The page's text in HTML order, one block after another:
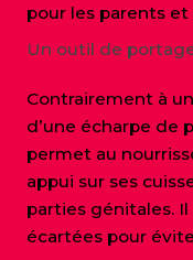
pour les parents et
Un outil de
Contrairement à
d’une écharpe de
permet au
appui sur ses
parties génitales.
écartées pour